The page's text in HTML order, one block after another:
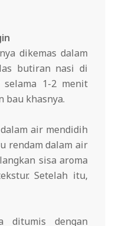
dikemas dalam
butiran nasi di
1-2 menit
bau khasnya.
air mendidih
rendam dalam air
sisa aroma
Setelah itu,
ditumis dengan